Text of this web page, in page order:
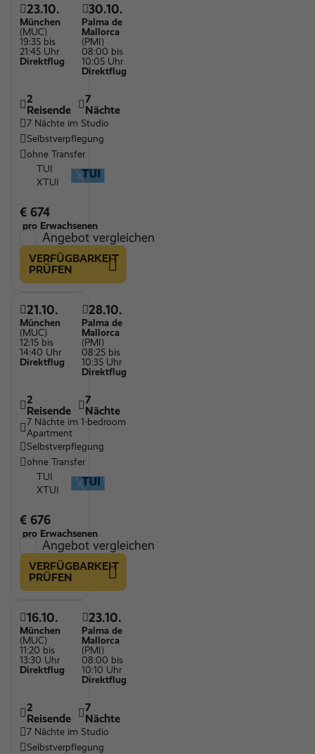
23.10.
München
(MUC)
19:35 bis
21:45 Uhr
Direktflug
30.10.
Palma de
Mallorca
(PMI)
08:00 bis
10:05 Uhr
Direktflug
2
Reisende
7
Nächte
7 Nächte im Studio
Selbstverpflegung
ohne Transfer
TUI
XTUI
€ 674
pro Erwachsenen
Angebot vergleichen
VERFÜGBARKEIT
PRÜFEN
21.10.
München
(MUC)
12:15 bis
14:40 Uhr
Direktflug
28.10.
Palma de
Mallorca
(PMI)
08:25 bis
10:35 Uhr
Direktflug
2
Reisende
7
Nächte
7 Nächte im 1-bedroom
Apartment
Selbstverpflegung
ohne Transfer
TUI
XTUI
€ 676
pro Erwachsenen
Angebot vergleichen
VERFÜGBARKEIT
PRÜFEN
16.10.
München
(MUC)
11:20 bis
13:30 Uhr
Direktflug
23.10.
Palma de
Mallorca
(PMI)
08:00 bis
10:10 Uhr
Direktflug
2
Reisende
7
Nächte
7 Nächte im Studio
Selbstverpflegung